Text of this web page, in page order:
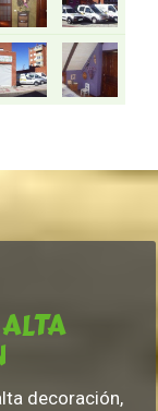
decoración,